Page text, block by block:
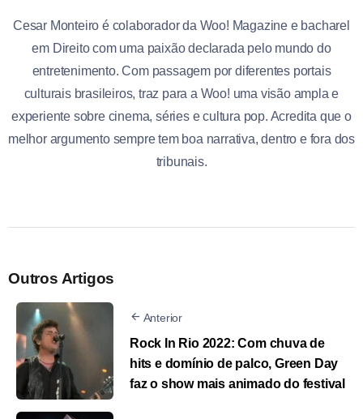
Cesar Monteiro é colaborador da Woo! Magazine e bacharel
em Direito com uma paixão declarada pelo mundo do
entretenimento. Com passagem por diferentes portais
culturais brasileiros, traz para a Woo! uma visão ampla e
experiente sobre cinema, séries e cultura pop. Acredita que o
melhor argumento sempre tem boa narrativa, dentro e fora dos
tribunais.
Outros Artigos
Anterior
Rock In Rio 2022: Com chuva de
hits e domínio de palco, Green Day
faz o show mais animado do festival